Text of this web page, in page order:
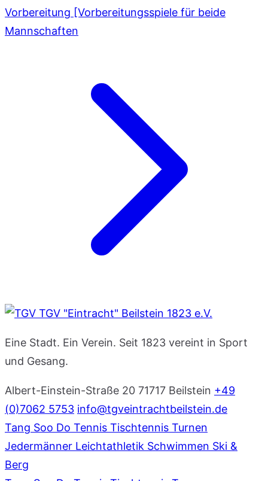
Vorbereitung [Vorbereitungsspiele für beide
Mannschaften
TGV "Eintracht" Beilstein 1823 e.V.
Eine Stadt. Ein Verein. Seit 1823 vereint in Sport
und Gesang.
Albert-Einstein-Straße 20 71717 Beilstein +49
(0)7062 5753 info@tgveintrachtbeilstein.de
Tang Soo Do Tennis Tischtennis Turnen
Jedermänner Leichtathletik Schwimmen Ski &
Berg